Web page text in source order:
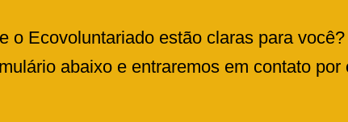
o Ecovoluntariado estão claras para
abaixo e entraremos em contato por